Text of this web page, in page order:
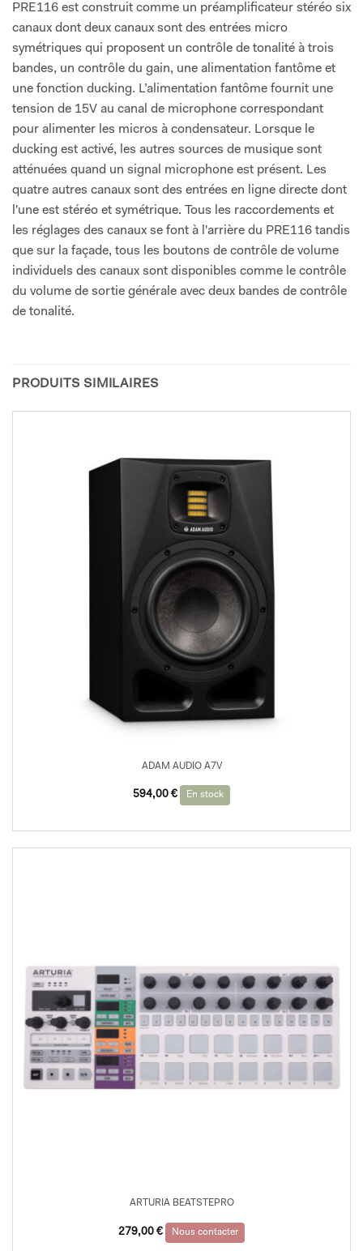
PRE116 est construit comme un préamplificateur stéréo six
canaux dont deux canaux sont des entrées micro
symétriques qui proposent un contrôle de tonalité à trois
bandes, un contrôle du gain, une alimentation fantôme et
une fonction ducking. L’alimentation fantôme fournit une
tension de 15V au canal de microphone correspondant
pour alimenter les micros à condensateur. Lorsque le
ducking est activé, les autres sources de musique sont
atténuées quand un signal microphone est présent. Les
quatre autres canaux sont des entrées en ligne directe dont
l'une est stéréo et symétrique. Tous les raccordements et
les réglages des canaux se font à l'arrière du PRE116 tandis
que sur la façade, tous les boutons de contrôle de volume
individuels des canaux sont disponibles comme le contrôle
du volume de sortie générale avec deux bandes de contrôle
de tonalité.
PRODUITS SIMILAIRES
ADAM AUDIO A7V
594,00 € En stock
ARTURIA BEATSTEPRO
279,00 € Nous contacter